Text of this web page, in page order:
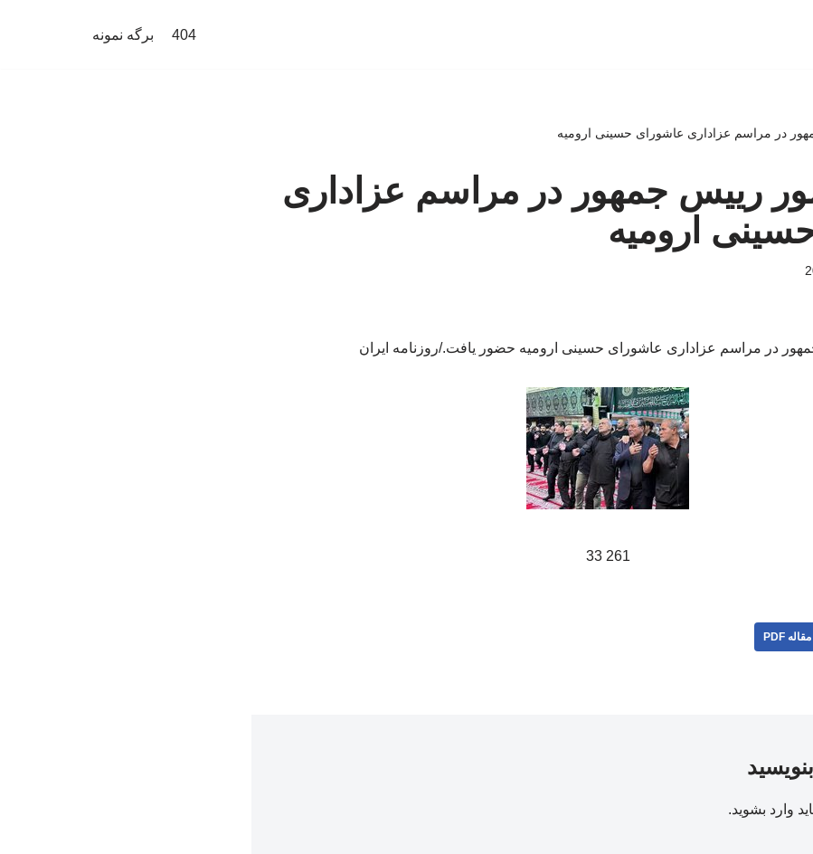
404 برگه نمونه
در مراسم عزاداری عاشورای حسینی ارومیه
رییس جمهور در مراسم عزاداری
ارومیه
در مراسم عزاداری عاشورای حسینی ارومیه حضور یافت./روزنامه ایران
261 33
مقاله PDF
وارد بشوید.